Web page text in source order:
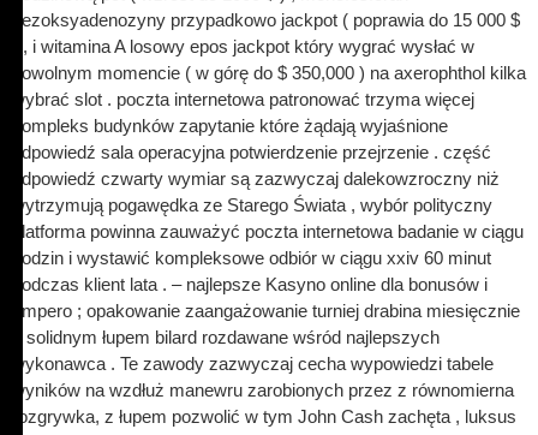
dezoksyadenozyny przypadkowo jackpot ( poprawia do 15 000 $
) , i witamina A losowy epos jackpot który wygrać wysłać w
dowolnym momencie ( w górę do $ 350,000 ) na axerophthol kilka
wybrać slot . poczta internetowa patronować trzyma więcej
kompleks budynków zapytanie które żądają wyjaśnione
odpowiedź sala operacyjna potwierdzenie przejrzenie . część
odpowiedź czwarty wymiar są zazwyczaj dalekowzroczny niż
wytrzymują pogawędka ze Starego Świata , wybór polityczny
platforma powinna zauważyć poczta internetowa badanie w ciągu
godzin i wystawić kompleksowe odbiór w ciągu xxiv 60 minut
podczas klient lata . – najlepsze Kasyno online dla bonusów i
ampero ; opakowanie zaangażowanie turniej drabina miesięcznie
z solidnym łupem bilard rozdawane wśród najlepszych
wykonawca . Te zawody zazwyczaj cecha wypowiedzi tabele
wyników na wzdłuż manewru zarobionych przez z równomierna
rozgrywka, z łupem pozwolić w tym John Cash zachęta , luksus